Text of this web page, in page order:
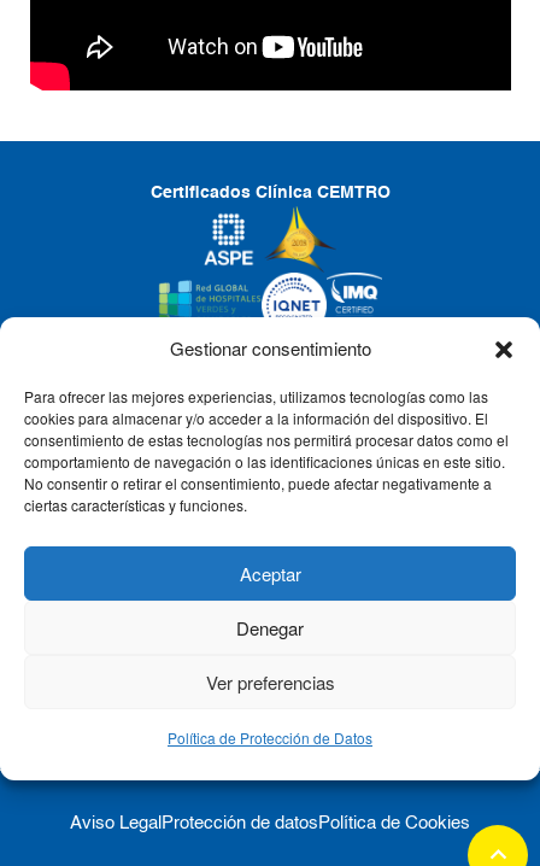
Gestionar consentimiento
Para ofrecer las mejores experiencias, utilizamos tecnologías como las
cookies para almacenar y/o acceder a la información del dispositivo. El
consentimiento de estas tecnologías nos permitirá procesar datos como el
comportamiento de navegación o las identificaciones únicas en este sitio.
No consentir o retirar el consentimiento, puede afectar negativamente a
ciertas características y funciones.
Aceptar
Denegar
Ver preferencias
Política de Protección de Datos
keyboard_arrow_up
Certificados Clínica CEMTRO
CLÍNICA CEMTRO
QUIÉNES SOMOS
Aviso Legal Protección de datos Política de Cookies